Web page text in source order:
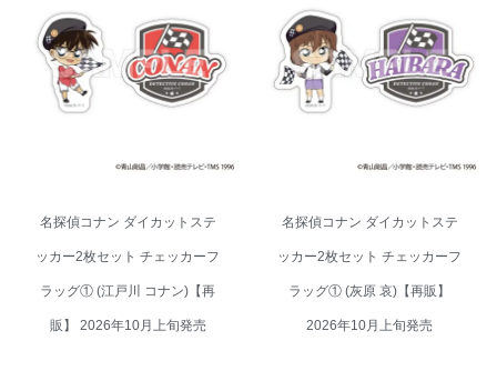
名探偵コナン ダイカットステッ
カー2枚セット チェッカーフラッ
グ① (江戸川 コナン)【再販】
2026年10月上旬発売
名探偵コナン ダイカットステ
ッカー2枚セット チェッカーフ
ラッグ① (江戸川 コナン)【再
販】 2026年10月上旬発売
名探偵コナン ダイカットステッ
カー2枚セット チェッカーフラッ
グ① (灰原 哀)【再販】 2026年
10月上旬発売
名探偵コナン ダイカットステ
ッカー2枚セット チェッカーフ
ラッグ① (灰原 哀)【再販】
2026年10月上旬発売